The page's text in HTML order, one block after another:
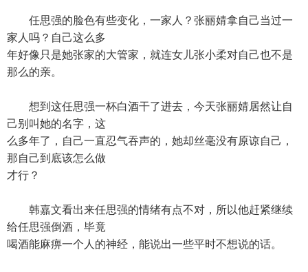
任思强的脸色有些变化，一家人？张丽婧拿自己当过一
家人吗？自己这么多
年好像只是她张家的大管家，就连女儿张小柔对自己也不是
那么的亲。
想到这任思强一杯白酒干了进去，今天张丽婧居然让自
己别叫她的名字，这
么多年了，自己一直忍气吞声的，她却丝毫没有原谅自己，
那自己到底该怎么做
才行？
韩嘉文看出来任思强的情绪有点不对，所以他赶紧继续
给任思强倒酒，毕竟
喝酒能麻痹一个人的神经，能说出一些平时不想说的话。